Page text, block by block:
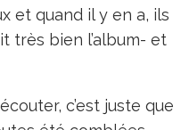
et quand il y en a, ils
très bien l’album- et
c’est juste que